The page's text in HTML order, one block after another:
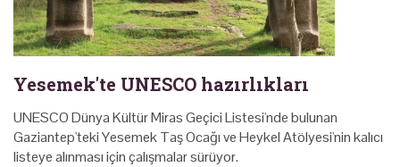
Yesemek'te UNESCO hazırlıkları
UNESCO Dünya Kültür Miras Geçici Listesi'nde bulunan
Gaziantep'teki Yesemek Taş Ocağı ve Heykel Atölyesi'nin kalıcı
listeye alınması için çalışmalar sürüyor.